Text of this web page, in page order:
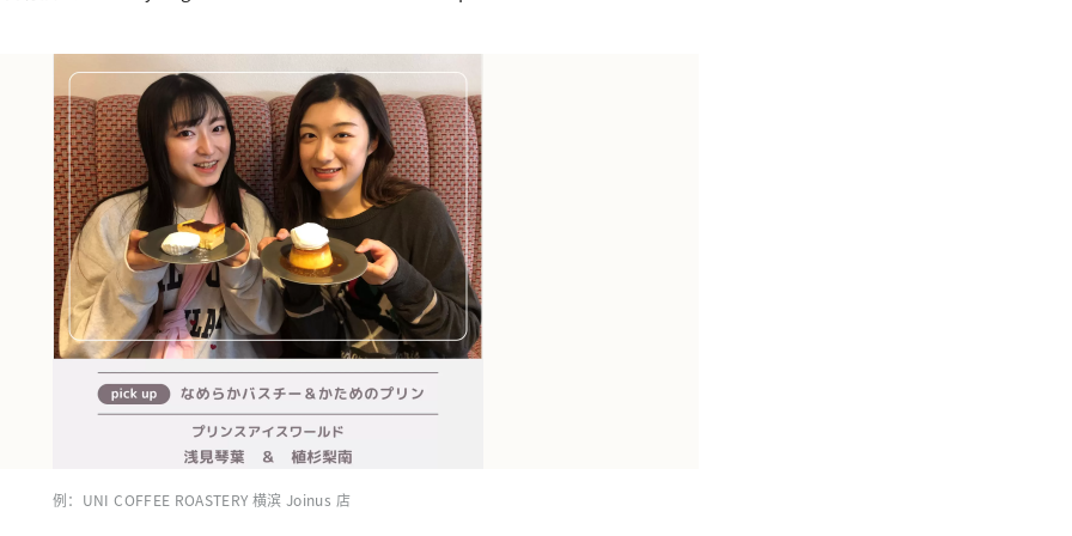
例：UNI COFFEE ROASTERY 横滨 Joinus 店